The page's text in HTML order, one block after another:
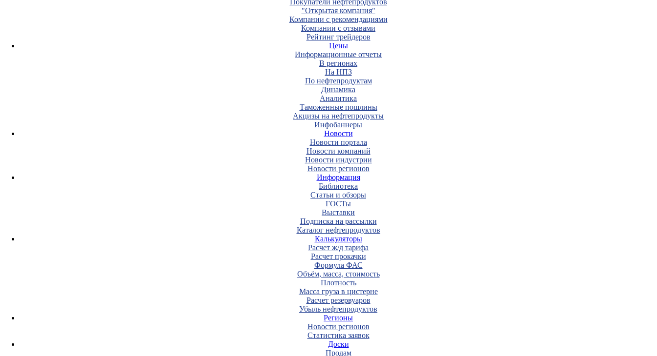
Покупатели нефтепродуктов
"Открытая компания"
Компании с рекомендациями
Компании с отзывами
Рейтинг трейдеров
Цены
Информационные отчеты
В регионах
На НПЗ
По нефтепродуктам
Динамика
Аналитика
Таможенные пошлины
Акцизы на нефтепродукты
Инфобаннеры
Новости
Новости портала
Новости компаний
Новости индустрии
Новости регионов
Информация
Библиотека
Статьи и обзоры
ГОСТы
Выставки
Подписка на рассылки
Каталог нефтепродуктов
Калькуляторы
Расчет ж/д тарифа
Расчет прокачки
Формула ФАС
Объём, масса, стоимость
Плотность
Масса груза в цистерне
Расчет резервуаров
Убыль нефтепродуктов
Регионы
Новости регионов
Статистика заявок
Доски
Продам